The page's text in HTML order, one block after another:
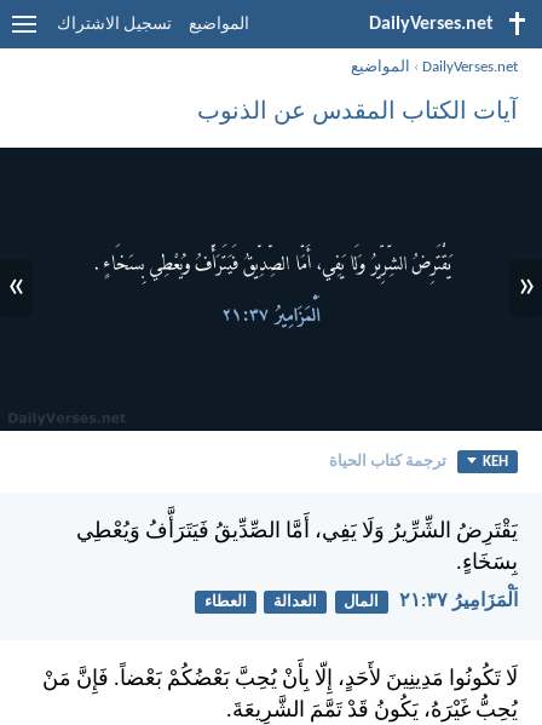
DailyVerses.net المواضيع تسجيل الاشتراك
DailyVerses.net
› المواضيع
آيات الكتاب المقدس عن الذنوب
«
»
KEH ترجمة كتاب الحياة
يَقْتَرِضُ الشِّرِّيرُ وَلَا يَفِي، أَمَّا الصِّدِّيقُ فَيَتَرَأَّفُ وَيُعْطِي
بِسَخَاءٍ.
اَلْمَزَامِيرُ ٣٧:‏٢١ المال العدالة العطاء
لَا تَكُونُوا مَدِينِينَ لأَحَدٍ، إِلّا بِأَنْ يُحِبَّ بَعْضُكُمْ بَعْضاً. فَإِنَّ مَنْ
يُحِبُّ غَيْرَهُ، يَكُونُ قَدْ تَمَّمَ الشَّرِيعَةَ.